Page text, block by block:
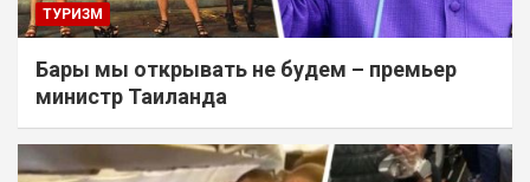
ТУРИЗМ
Бары мы открывать не будем – премьер
министр Таиланда